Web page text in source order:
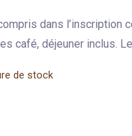
dans l’inscription
café, déjeuner inclus.
de stock